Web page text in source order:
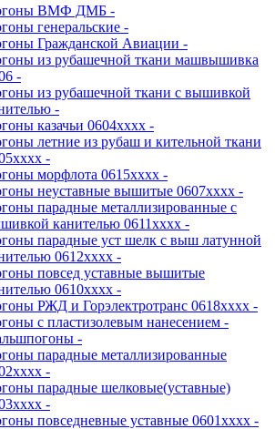
ВМФ ДМБ -
генеральские -
Гражданской Авиации -
из рубашечной ткани машвышивка
-
из рубашечной ткани с вышивкой
-
казачьи 0604хххх -
летние из рубаш и кительной ткани
-
морфлота 0615хххх -
неуставные вышитые 0607хххх -
парадные металлизированные с
канителью 0611хххх -
парадные уст шелк с выш латунной
0612хххх -
повсед уставные вышитые
0610хххх -
РЖД и Горэлектротранс 0618хххх -
с пластизолевым нанесением -
-
парадные металлизированные
-
парадные шелковые(уставные)
-
повседневные уставные 0601хххх -